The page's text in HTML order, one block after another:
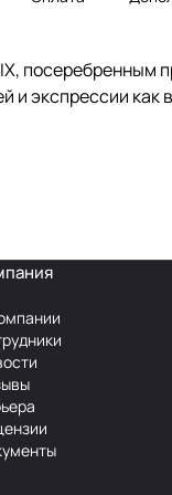
и экспрессии